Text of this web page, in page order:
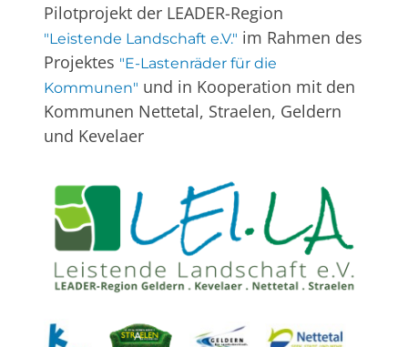
Pilotprojekt der LEADER-Region
"Leistende Landschaft e.V." im Rahmen des
Projektes "E-Lastenräder für die
Kommunen" und in Kooperation mit den
Kommunen Nettetal, Straelen, Geldern
und Kevelaer